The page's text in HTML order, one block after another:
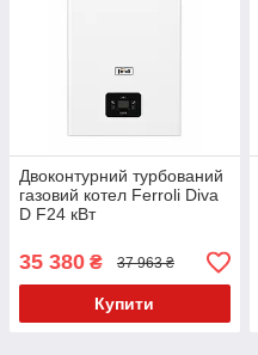
Двоконтурний турбований
газовий котел Ferroli Diva
D F24 кВт
35 380 ₴ 37 963 ₴
Купити